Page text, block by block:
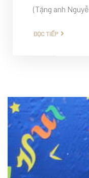
(Tặng anh
ĐỌC TIẾP